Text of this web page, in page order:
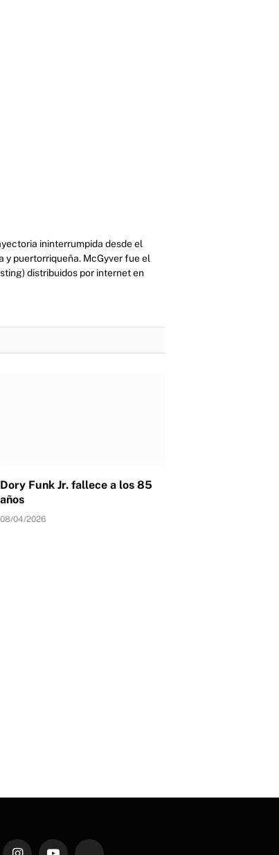
ininterrumpida desde el
y puertorriqueña. McGyver fue el
distribuidos por internet en
Dory Funk Jr. fallece a los 85
años
08/04/2026